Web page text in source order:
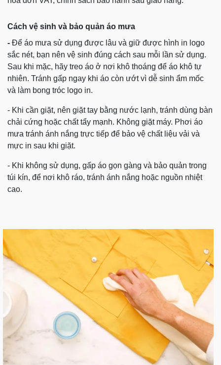
Cách vệ sinh và bảo quản áo mưa
- Để áo mưa sử dụng được lâu và giữ được hình in logo
sắc nét, bạn nên vệ sinh đúng cách sau mỗi lần sử dụng.
Sau khi mặc, hãy treo áo ở nơi khô thoáng để áo khô tự
nhiên. Tránh gấp ngay khi áo còn ướt vì dễ sinh ẩm mốc
và làm bong tróc logo in.
- Khi cần giặt, nên giặt tay bằng nước lạnh, tránh dùng bàn
chải cứng hoặc chất tẩy mạnh. Không giặt máy. Phơi áo
mưa tránh ánh nắng trực tiếp để bảo vệ chất liệu vải và
mực in sau khi giặt.
- Khi không sử dụng, gấp áo gọn gàng và bảo quản trong
túi kín, để nơi khô ráo, tránh ánh nắng hoặc nguồn nhiệt
cao.